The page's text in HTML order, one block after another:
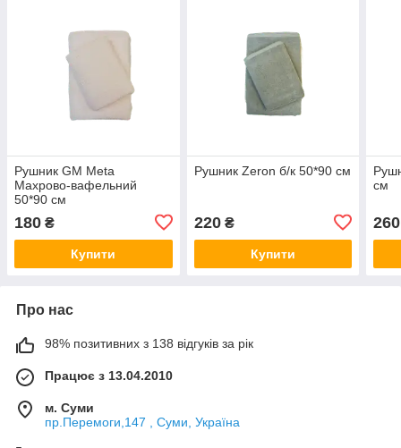
Рушник GM Meta
Махрово-вафельний
50*90 см
180 ₴
Купити
Рушник Zeron б/к 50*90 см
220₴
Купити
см
260
Про нас
98% позитивних з 138 відгуків за рік
Працює з 13.04.2010
м. Суми
пр.Перемоги,147 , Суми, Україна